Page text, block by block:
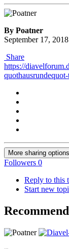
By Poatner
September 17, 2018
Share
https://
More sharing
Followers 0
Reply to this
Start new